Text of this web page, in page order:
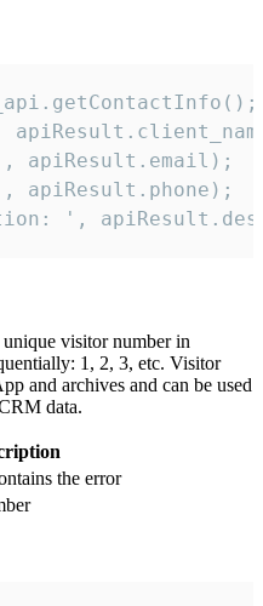
apiResult.email);
apiResult.phone);
',
visitor number in
1, 2, 3, etc. Visitor
and archives and can be used
data.
the error